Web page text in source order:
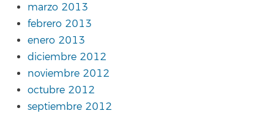
marzo 2013
febrero 2013
enero 2013
diciembre 2012
noviembre 2012
octubre 2012
septiembre 2012